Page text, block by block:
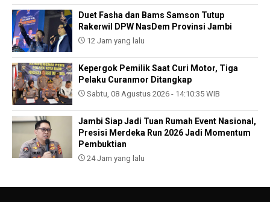
Duet Fasha dan Bams Samson Tutup
Rakerwil DPW NasDem Provinsi Jambi
12 Jam yang lalu
Kepergok Pemilik Saat Curi Motor, Tiga
Pelaku Curanmor Ditangkap
Sabtu, 08 Agustus 2026 - 14:10:35 WIB
Jambi Siap Jadi Tuan Rumah Event Nasional,
Presisi Merdeka Run 2026 Jadi Momentum
Pembuktian
24 Jam yang lalu